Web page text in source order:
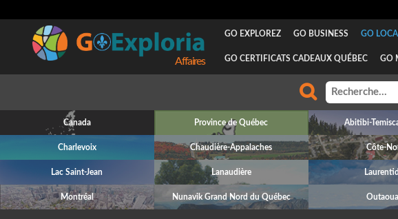
GO EXPLOREZ GO BUSINESS GO
GO CERTIFICATS CADEAUX QUÉBEC GO
Canada Province de Québec Abitibi-
Charlevoix Chaudière-Appalaches Côte-
Lac Saint-Jean Lanaudière
Montréal Nunavik Grand Nord du Québec